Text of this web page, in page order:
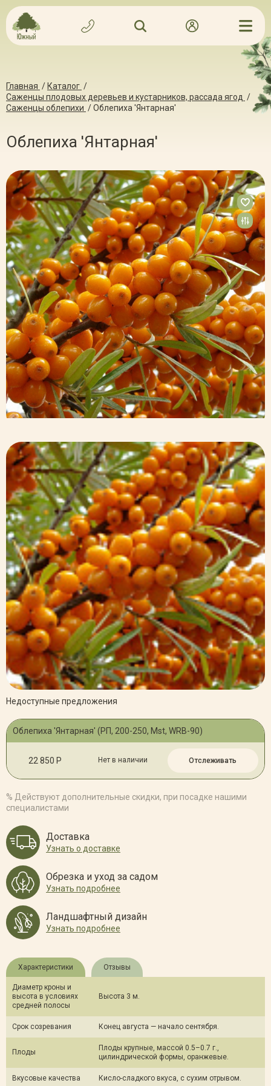
Главная / Каталог /
Саженцы плодовых деревьев и кустарников, рассада ягод /
Саженцы облепихи /Облепиха 'Янтарная'
Облепиха 'Янтарная'
Недоступные предложения
Облепиха 'Янтарная' (РП, 200-250, Mst, WRB-90)
22 850 Р Нет в наличии Отслеживать
% Действуют дополнительные скидки, при посадке нашими
специалистами
Доставка
Узнать о доставке
Обрезка и уход за садом
Узнать подробнее
Ландшафтный дизайн
Узнать подробнее
Характеристики Отзывы
Диаметр кроны и
высота в условиях
средней полосы
Высота 3 м.
Срок созревания Конец августа — начало сентября.
Плоды
Плоды крупные, массой 0.5–0.7 г.,
цилиндрической формы, оранжевые.
Вкусовые качества Кисло-сладкого вкуса, с сухим отрывом.